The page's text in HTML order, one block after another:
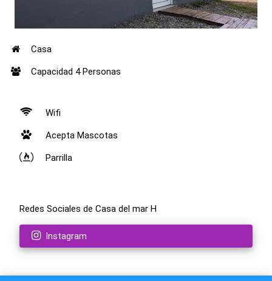
Casa
Capacidad 4 Personas
Wifi
Acepta Mascotas
Parrilla
Redes Sociales de Casa del mar H
Instagram